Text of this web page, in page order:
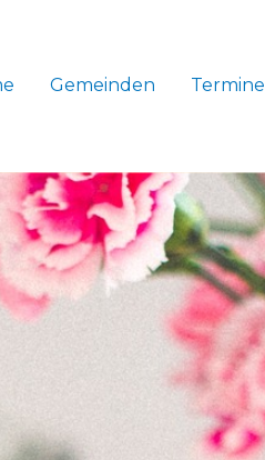
Gemeinden Termine